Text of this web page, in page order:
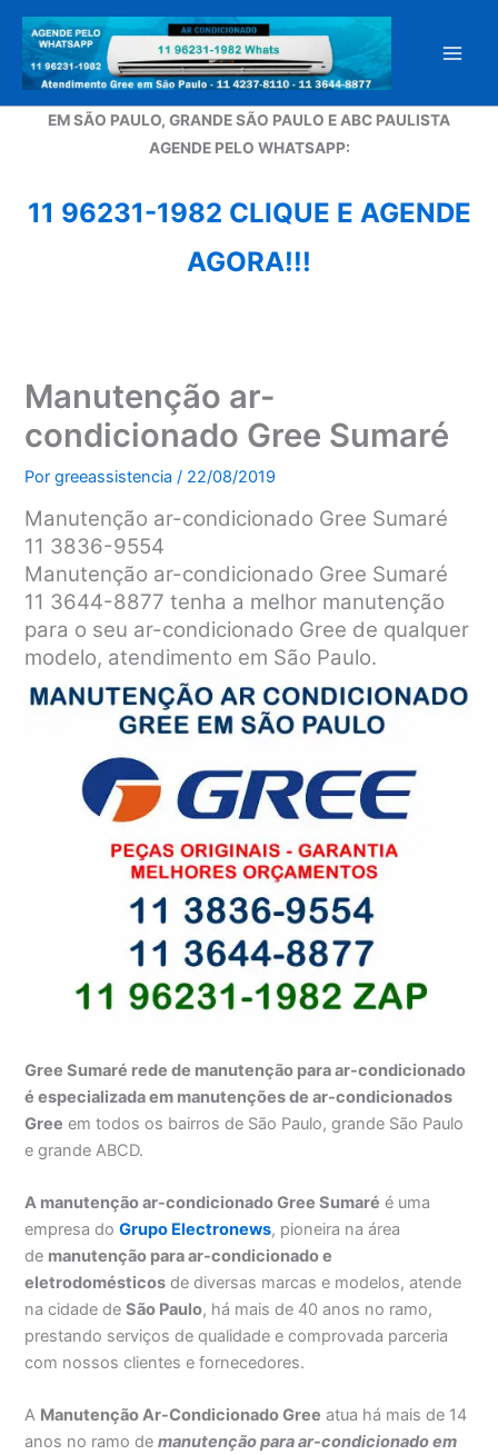
para
conteúdo
EM SÃO PAULO, GRANDE SÃO PAULO E ABC PAULISTA
AGENDE PELO WHATSAPP:
11 96231-1982 CLIQUE E AGENDE
AGORA!!!
Manutenção ar-
condicionado Gree Sumaré
Porgreeassistencia/ 22/08/2019
Manutenção ar-condicionado Gree Sumaré
11 3836-9554
Manutenção ar-condicionado Gree Sumaré
11 3644-8877 tenha a melhor manutenção
para o seu ar-condicionado Gree de qualquer
modelo, atendimento em São Paulo.
Gree Sumaré rede de manutenção para ar-condicionado
é especializada em manutenções de ar-condicionados
Gree em todos os bairros de São Paulo, grande São Paulo
e grande ABCD.
A manutenção ar-condicionado Gree Sumaré é uma
empresa doGrupo Electronews, pioneira na área
de manutenção paraar-condicionado e
eletrodomésticos de diversas marcas e modelos, atende
na cidade deSão Paulo, há mais de 40 anos no ramo,
prestando serviços de qualidade e comprovada parceria
com nossos clientes e fornecedores.
A Manutenção Ar-Condicionado Gree atua há mais de 14
anos no ramo demanutenção para ar-condicionado em